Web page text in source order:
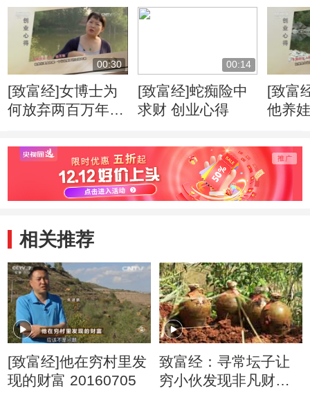
00:30
[致富经]女博士为
何放弃两百万年薪
00:14
[致富经]蛇痴险中
求财 创业心得
[致富
他养
相关推荐
[致富经]他在穷村里发
现的财富 20160705
致富经：寻常坛子让
穷小伙发现非凡财富